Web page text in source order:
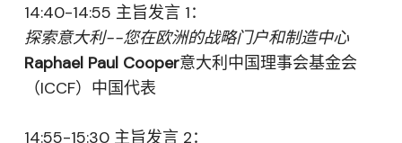
14:40-14:55 主旨发言 1：
探索意大利--您在欧洲的战略门户和制造中心
Raphael Paul Cooper意大利中国理事会基金会
（ICCF）中国代表
14:55-15:30 主旨发言 2：